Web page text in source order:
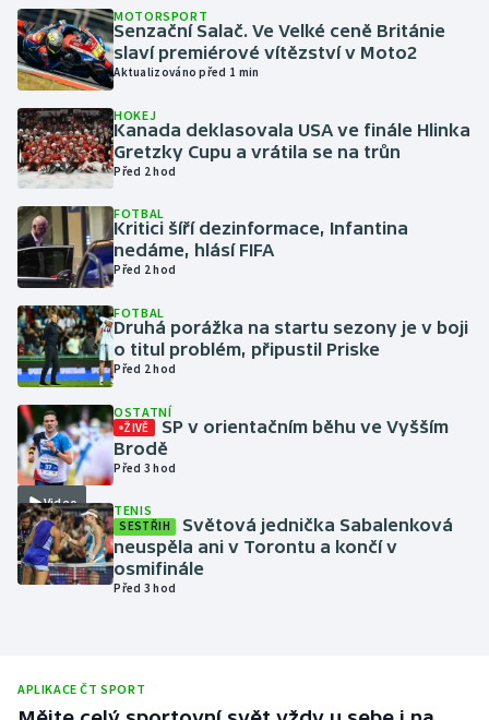
Golf
Gymnastika
Házená
Jezdectví
Judo
Krasobruslení
Lezení
Lyže a snowboard
Moderní pětiboj
Motorsport
Olympijské hry
Parasport
Plážový volejbal
MOTORSPORT
Senzační Salač. Ve Velké ceně Británie
slaví premiérové vítězství v Moto2
Aktualizováno před 1 min
HOKEJ
Kanada deklasovala USA ve finále Hlinka
Gretzky Cupu a vrátila se na trůn
Před 2 hod
FOTBAL
Kritici šíří dezinformace, Infantina
nedáme, hlásí FIFA
Před 2 hod
FOTBAL
Druhá porážka na startu sezony je v boji
o titul problém, připustil Priske
Před 2 hod
Video
OSTATNÍ
ŽIVĚ
SP v orientačním běhu ve Vyšším
Brodě
Před 3 hod
TENIS
SESTŘIH
Světová jednička Sabalenková
neuspěla ani v Torontu a končí v
osmifinále
Před 3 hod
APLIKACE ČT SPORT